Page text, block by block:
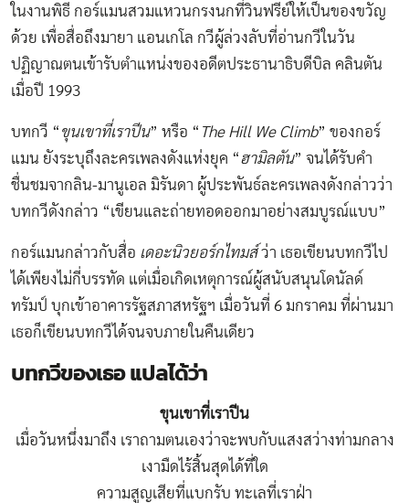
ในงานพิธี กอร์แมนสวมแหวนกรงนกที่วินฟรีย์ให้เป็นของขวัญ
ด้วย เพื่อสื่อถึงมายา แอนเกโล กวีผู้ล่วงลับที่อ่านกวีในวัน
ปฏิญาณตนเข้ารับตำแหน่งของอดีตประธานาธิบดีบิล คลินตัน
เมื่อปี 1993
บทกวี “ ขุนเขาที่เราปีน” หรือ “ The Hill We Climb” ของกอร์
แมน ยังระบุถึงละครเพลงดังแห่งยุค “ฮามิลตัน” จนได้รับคำ
ชื่นชมจากลิน-มานูเอล มิรันดา ผู้ประพันธ์ละครเพลงดังกล่าวว่า
บทกวีดังกล่าว “เขียนและถ่ายทอดออกมาอย่างสมบูรณ์แบบ”
กอร์แมนกล่าวกับสื่อ เดอะนิวยอร์กไทมส์ว่า เธอเขียนบทกวีไป
ได้เพียงไม่กี่บรรทัด แต่เมื่อเกิดเหตุการณ์ผู้สนับสนุนโดนัลด์
ทรัมป์ บุกเข้าอาคารรัฐสภาสหรัฐฯ เมื่อวันที่ 6 มกราคม ที่ผ่านมา
เธอก็เขียนบทกวีได้จนจบภายในคืนเดียว
บทกวีของเธอ แปลได้ว่า
ขุนเขาที่เราปีน
เมื่อวันหนึ่งมาถึง เราถามตนเองว่าจะพบกับแสงสว่างท่ามกลาง
เงามืดไร้สิ้นสุดได้ที่ใด
ความสูญเสียที่แบกรับ ทะเลที่เราฝ่า